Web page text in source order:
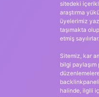
sitedeki
araştırma
üyelerimiz
taşımakta
etmiş sayılırlar.
Sitemiz, kar
bilgi
halinde, ilgili